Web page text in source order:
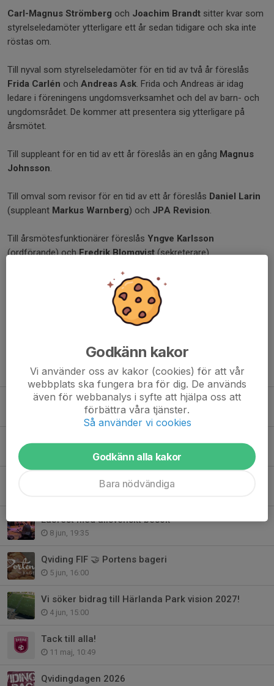
Carl-Magnus Strömberg och Joachim Brandt sitter kvar som
styrelseledamöter ytterligare ett år sedan tidigare och ska inte
röstas om.
Till nyval som styrelseledamöter för en tid av två år föreslås
Frida Carlén och Andreas Ask. Frida och Andreas är idag
ledare i föreningens ungdomsverksamhet och del av barn- och
ungdomsrådet. De kommer att presentera sig ytterligare på
årsmötet.
Till suppleant för en tid av ett år föreslås än en gång Magnus
Johnsson.
Till omval som revisor för en tid av ett år föreslås Daniel Larin
(suppleant Markus Warnberg) och JPA Revision.
Till årsmötesfunktionärer föreslås Yngve Karlsson
(ordförande) ochFredrik Blomqvist(sekreterare).
Välkomna till årsmöte för verksamhetsåret 2024!
Tidigare nyheter
26 jul, 09:00
Ny läktare!
En fortsatt härlig fotbollssommar!
Läsfest med allsvenskt besök
8 jun, 19:35
Qviding FIF 🤝 Portens bageri
5 jun, 16:00
Vi söker bidrag till Härlanda Park vision 2027!
4 jun, 15:00
Tack till alla!
11 maj, 10:49
Qvidingdagen 2026
Godkänn kakor
Vi använder oss av kakor (cookies) för att vår
webbplats ska fungera bra för dig. De används
även för webbanalys i syfte att hjälpa oss att
förbättra våra tjänster.
Så använder vi cookies
Godkänn alla kakor
Bara nödvändiga